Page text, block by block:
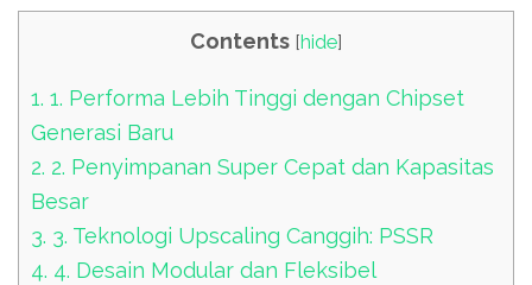
Contents [hide]
1. 1. Performa Lebih Tinggi dengan Chipset
Generasi Baru
2. 2. Penyimpanan Super Cepat dan Kapasitas
Besar
3. 3. Teknologi Upscaling Canggih: PSSR
4. 4. Desain Modular dan Fleksibel